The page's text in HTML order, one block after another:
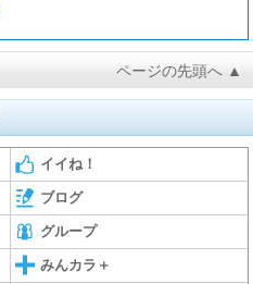
ページの先頭へ ▲
イイね！
ブログ
グループ
みんカラ＋